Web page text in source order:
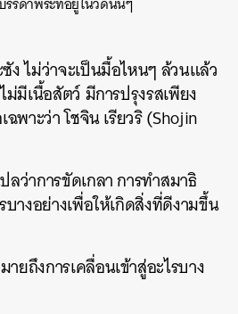
ง ไม่ว่าจะเป็นมื้อไหนๆ ล้วนแล้ว
มีเนื้อสัตว์ มีการปรุงรสเพียง
พาะว่า โชจิน เรียวริ (Shojin
ลว่าการขัดเกลา การทำสมาธิ
บางอย่างเพื่อให้เกิดสิ่งที่ดีงามขึ้น
ยถึงการเคลื่อนเข้าสู่อะไรบาง